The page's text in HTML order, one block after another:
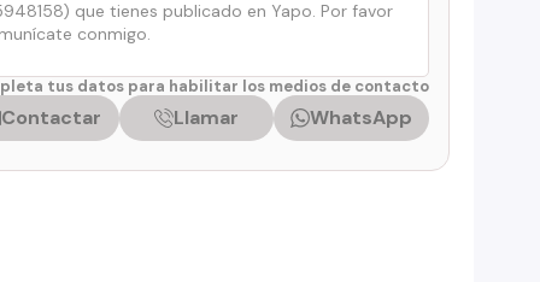
tus datos para habilitar los medios de contacto
Contactar Llamar WhatsApp